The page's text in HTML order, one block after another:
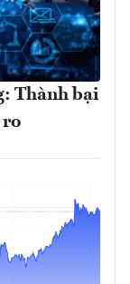
Thành bại
ro